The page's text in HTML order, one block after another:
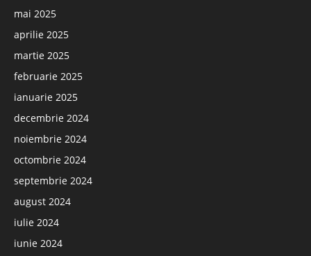
mai 2025
aprilie 2025
martie 2025
februarie 2025
ianuarie 2025
decembrie 2024
noiembrie 2024
octombrie 2024
septembrie 2024
august 2024
iulie 2024
iunie 2024